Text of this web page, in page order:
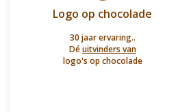
Logo op chocolade
30 jaar ervaring..
Déuitvinders van
logo's op chocolade